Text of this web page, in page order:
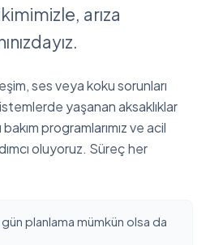
arıza
ses veya koku sorunları
yaşanan aksaklıklar
programlarımız ve acil
oluyoruz. Süreç her
planlama mümkün olsa da